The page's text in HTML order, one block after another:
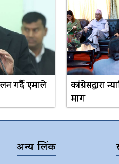
गर्दै एमाले
कांग्रेसद्वारा
माग
अन्य लिंक